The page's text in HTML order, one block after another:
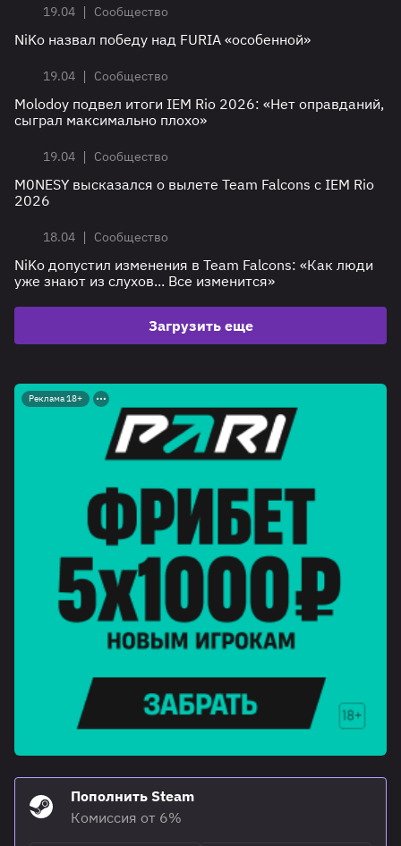
19.04 | Сообщество
NiKo назвал победу над FURIA «особенной»
19.04 | Сообщество
Molodoy подвел итоги IEM Rio 2026: «Нет оправданий,
сыграл максимально плохо»
19.04 | Сообщество
M0NESY высказался о вылете Team Falcons с IEM Rio
2026
18.04 | Сообщество
NiKo допустил изменения в Team Falcons: «Как люди
уже знают из cлухов... Все изменится»
Загрузить еще
Реклама 18+
Пополнить Steam
Комиссия от 6%